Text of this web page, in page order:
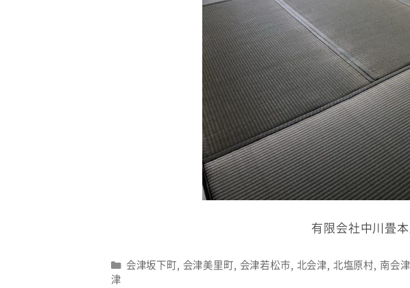
有限会社中川畳
Categories
会津坂下町, 会津美里町, 会津若松市, 北会津, 北塩原村, 南会津
津